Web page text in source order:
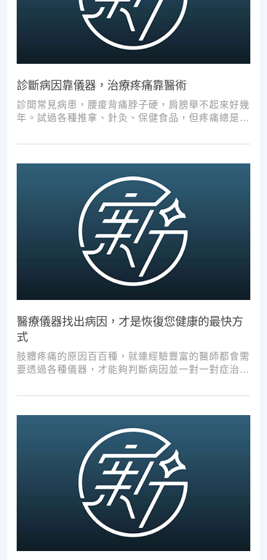
診斷病因靠儀器，治療疼痛靠醫術
診間常見病患，腰痠背痛脖子硬，肩膀舉不起來好幾
年。試過各種推拿、針灸、保健食品，但疼痛總是時
醫療儀器找出病因，才是恢復您健康的最快方
式
肢體疼痛的原因百百種，就連經驗豐富的醫師都會需
要透過各種儀器，才能夠判斷病因並一對一對症治
次推拿、按摩，都難以讓您徹底擺脫不適。